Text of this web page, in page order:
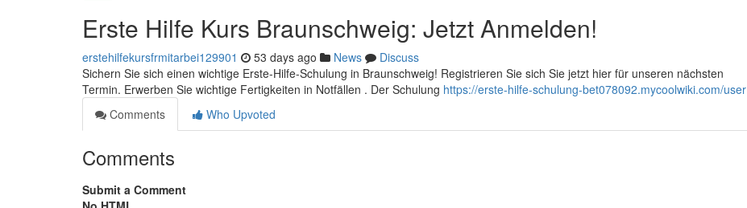
Erste Hilfe Kurs Braunschweig: Jetzt Anmelden!
erstehilfekursfrmitarbei129901 53 days ago News
Discuss
Sichern Sie sich einen wichtige Erste-Hilfe-Schulung in Braunschweig! Registrieren Sie sich Sie jetzt hier für unseren nächsten
Termin. Erwerben Sie wichtige Fertigkeiten in Notfällen . Der Schulung https://erste-hilfe-schulung-bet078092.mycoolwiki.com/user
Comments
Who Upvoted
Comments
Submit a Comment